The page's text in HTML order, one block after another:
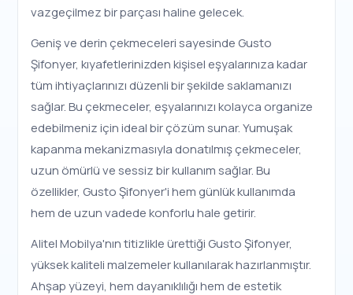
vazgeçilmez bir parçası haline gelecek.
Geniş ve derin çekmeceleri sayesinde Gusto
Şifonyer, kıyafetlerinizden kişisel eşyalarınıza kadar
tüm ihtiyaçlarınızı düzenli bir şekilde saklamanızı
sağlar. Bu çekmeceler, eşyalarınızı kolayca organize
edebilmeniz için ideal bir çözüm sunar. Yumuşak
kapanma mekanizmasıyla donatılmış çekmeceler,
uzun ömürlü ve sessiz bir kullanım sağlar. Bu
özellikler, Gusto Şifonyer'i hem günlük kullanımda
hem de uzun vadede konforlu hale getirir.
Alitel Mobilya'nın titizlikle ürettiği Gusto Şifonyer,
yüksek kaliteli malzemeler kullanılarak hazırlanmıştır.
Ahşap yüzeyi, hem dayanıklılığı hem de estetik